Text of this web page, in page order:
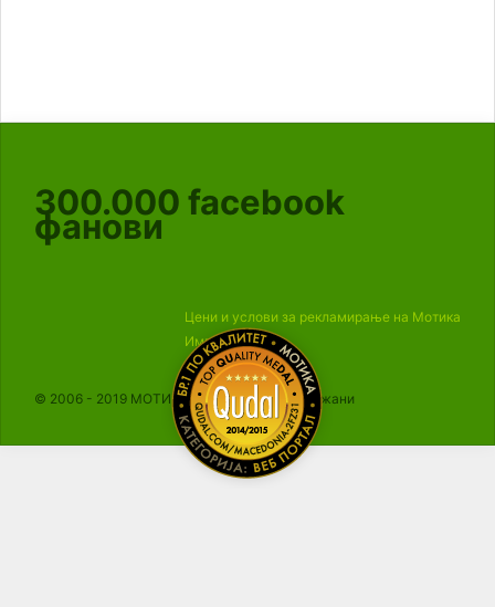
300.000 facebook
фанови
Цени и услови за рекламирање на Мотика
Импресум
© 2006 - 2019 МОТИКА, Сите права се задржани